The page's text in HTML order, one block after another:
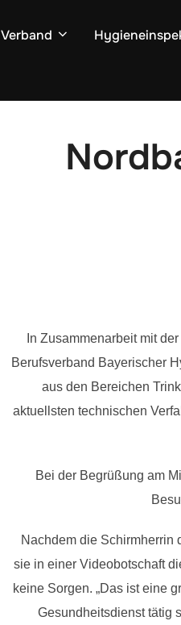
Verband
In Zusammenarbeit mit
Berufsverband Bayerischer
aus den Bereichen
aktuellsten technischen
Bei der Begrüßung am
Nachdem die Schirmherrin
sie in einer Videobotschaft
keine Sorgen. „Das ist eine
Gesundheitsdienst tätig